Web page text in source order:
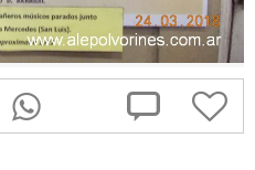
 